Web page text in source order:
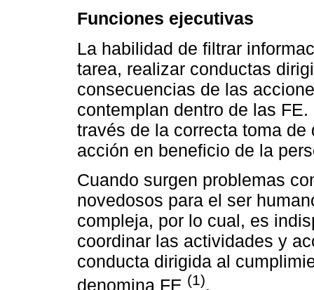
Funciones ejecutivas
La habilidad de filtrar
tarea, realizar conductas
consecuencias de las
contemplan dentro de las
través de la correcta toma
acción en beneficio de la
Cuando surgen problemas
novedosos para el ser
compleja, por lo cual, es
coordinar las actividades y
conducta dirigida al
denomina FE (1).